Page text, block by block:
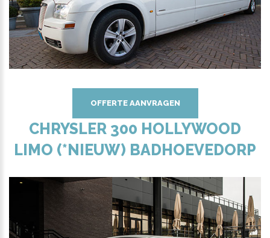
OFFERTE AANVRAGEN
CHRYSLER 300 HOLLYWOOD
LIMO (*NIEUW) BADHOEVEDORP